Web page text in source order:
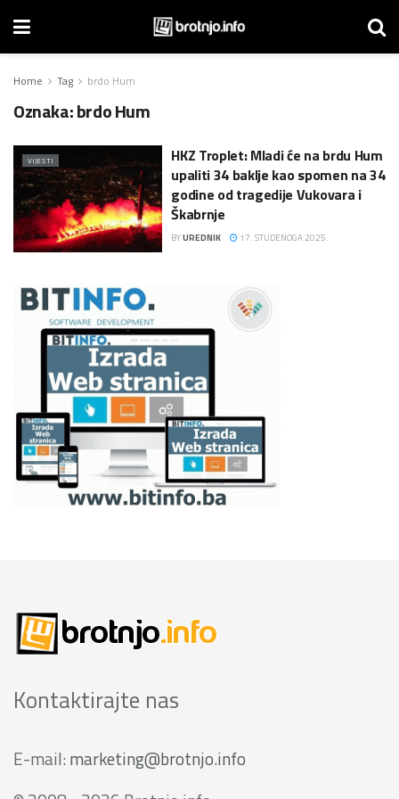
Home Tag brdo Hum
Oznaka:brdo Hum
VIJESTI
HKZ Troplet: Mladi će na brdu Hum
upaliti 34 baklje kao spomen na 34
godine od tragedije Vukovara i
Škabrnje
BYUREDNIK 17. STUDENOGA 2025.
Kontaktirajte nas
E-mail: marketing@brotnjo.info